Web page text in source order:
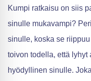
Kumpi ratkaisu on siis
sinulle mukavampi?
sinulle, koska se
toivon todella, että
hyödyllinen sinulle.